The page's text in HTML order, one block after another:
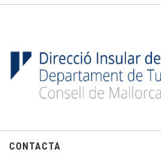
CONTACTA